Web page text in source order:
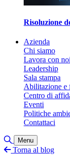
Risoluzione
Azienda
Chi siamo
Lavora con noi
Leadership
Sala stampa
Abilitazione e
Centro di
Eventi
Politiche
Contattaci
Attiva/disattiva
Menu
Torna al blog